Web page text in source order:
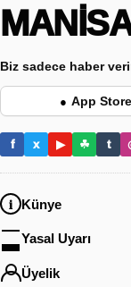
Biz sadece haber
● App Store
f x ▶ ☘ t
Künye
Yasal Uyarı
Üyelik